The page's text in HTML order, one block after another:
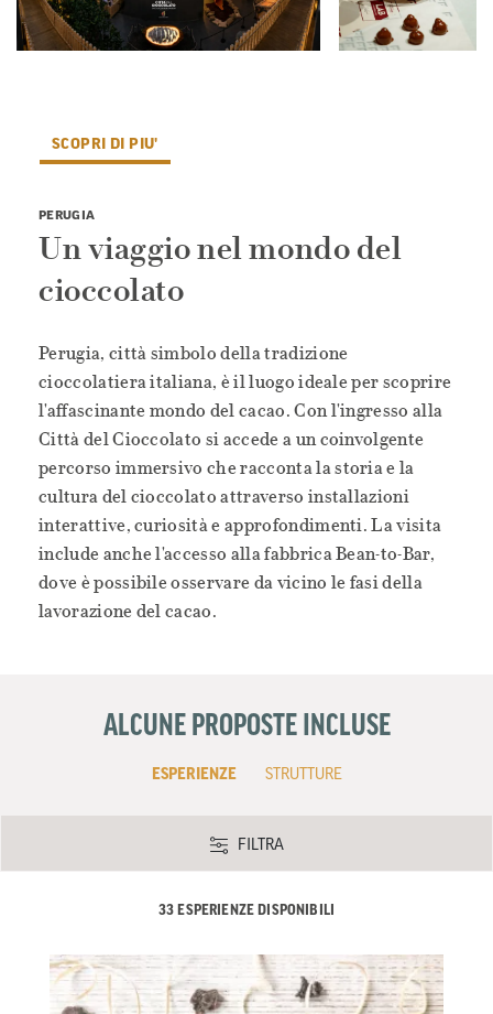
SCOPRI DI PIU'
PERUGIA
Un viaggio nel mondo del
cioccolato
Perugia, città simbolo della tradizione
cioccolatiera italiana, è il luogo ideale per scoprire
l'affascinante mondo del cacao. Con l'ingresso alla
Città del Cioccolato si accede a un coinvolgente
percorso immersivo che racconta la storia e la
cultura del cioccolato attraverso installazioni
interattive, curiosità e approfondimenti. La visita
include anche l'accesso alla fabbrica Bean-to-Bar,
dove è possibile osservare da vicino le fasi della
lavorazione del cacao.
ALCUNE PROPOSTE INCLUSE
ESPERIENZE STRUTTURE
FILTRA
33 ESPERIENZE DISPONIBILI